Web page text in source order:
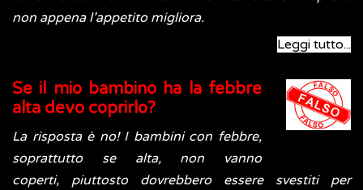
non appena l’appetito migliora.
Leggi tutto...
Se il mio bambino ha la febbre
alta devo coprirlo?
La risposta è no! I bambini con febbre,
soprattutto se alta, non vanno
coperti, piuttosto dovrebbero essere svestiti per